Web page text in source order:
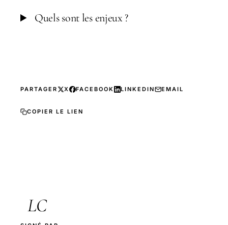
Quels sont les enjeux ?
PARTAGER X FACEBOOK LINKEDIN EMAIL
COPIER LE LIEN
LC